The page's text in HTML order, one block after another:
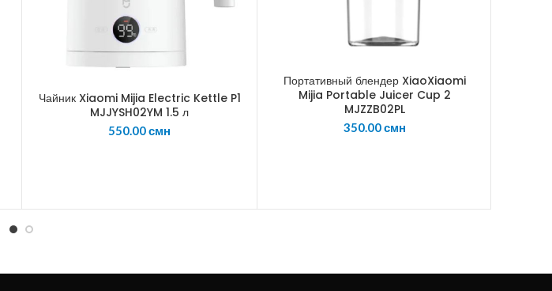
Чайник Xiaomi Mijia Electric Kettle P1
MJJYSH02YM 1.5 л
550.00смн
Портативный блендер XiaoXiaomi
Mijia Portable Juicer Cup 2
MJZZB02PL
350.00смн